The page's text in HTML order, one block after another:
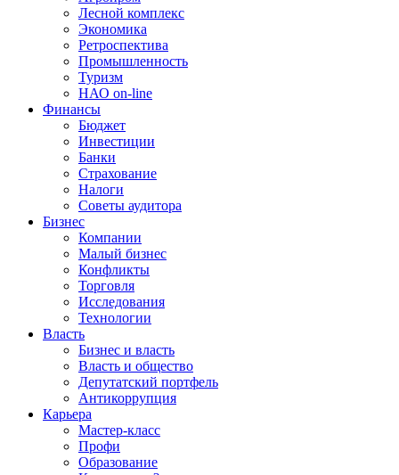
Лесной комплекс
Экономика
Ретроспектива
Промышленность
Туризм
НАО on-line
Финансы
Бюджет
Инвестиции
Банки
Страхование
Налоги
Советы аудитора
Бизнес
Компании
Малый бизнес
Конфликты
Торговля
Исследования
Технологии
Власть
Бизнес и власть
Власть и общество
Депутатский портфель
Антикоррупция
Карьера
Мастер-класс
Профи
Образование